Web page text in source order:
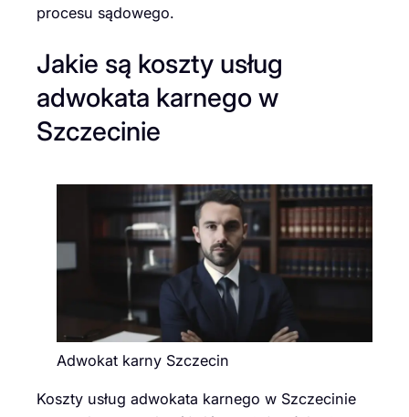
procesu sądowego.
Jakie są koszty usług
adwokata karnego w
Szczecinie
Adwokat karny Szczecin
Koszty usług adwokata karnego w Szczecinie